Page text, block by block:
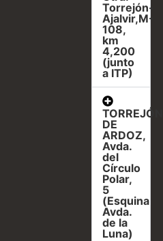
Torrejón-
Ajalvir,M-
108,
km
4,200
(junto
a ITP)
TORREJÓN
DE
ARDOZ,
Avda.
del
Círculo
Polar,
5
(Esquina
Avda.
de la
Luna)